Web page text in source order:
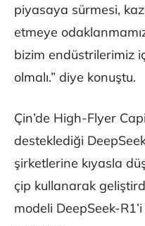
piyasaya sürmesi,
etmeye
bizim endüstrilerimiz
olmalı.” diye konuştu.
Çin’de High-Flyer
desteklediği
şirketlerine kıyasla
çip kullanarak
modeli DeepSeek-